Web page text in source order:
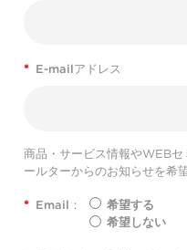
* E-mailアドレス
商品・サービス情報やWEB
ールターからのお知らせを希
* Email：
希望する
希望しない